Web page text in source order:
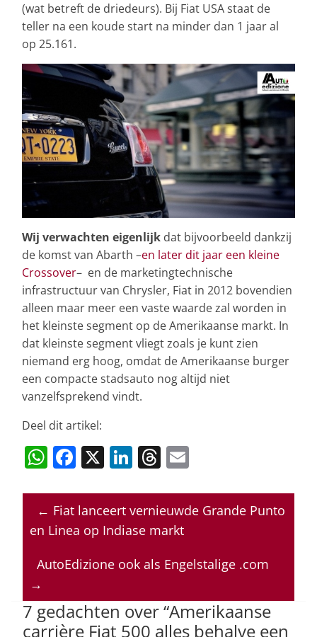
(wat betreft de driedeurs). Bij Fiat USA staat de
teller na een koude start na minder dan 1 jaar al
op 25.161.
Wij verwachten eigenlijk dat bijvoorbeeld dankzij
de komst van Abarth –en later dit jaar een kleine
Crossover– en de marketingtechnische
infrastructuur van Chrysler, Fiat in 2012 bovendien
alleen maar meer een vaste waarde zal worden in
het kleinste segment op de Amerikaanse markt. In
dat kleinste segment vliegt zoals je kunt zien
niemand erg hoog, omdat de Amerikaanse burger
een compacte stadsauto nog altijd niet
vanzelfsprekend vindt.
Deel dit artikel:
W
at
s
p
p
F
c
e
o
o
k
X Li
k
e
n
T
re
a
s
ai
l
← Fiat lanceert vernieuwde Grande Punto
en Linea op Indiase markt
AutoEdizione ook als Engelstalige .com
→
7 gedachten over “Amerikaanse
carrière Fiat 500 alles behalve een